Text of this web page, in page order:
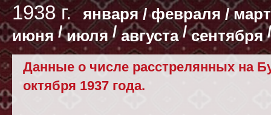
1938 г. января/февраля /
июня /июля/августа/сентября
Данные о числе расстрелянных на
октября 1937 года.